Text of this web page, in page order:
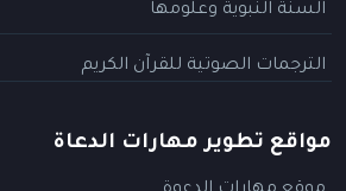
السنة النبوية وعلومها
الترجمات الصوتية للقرآن الكريم
مواقع تطوير مهارات الدعاة